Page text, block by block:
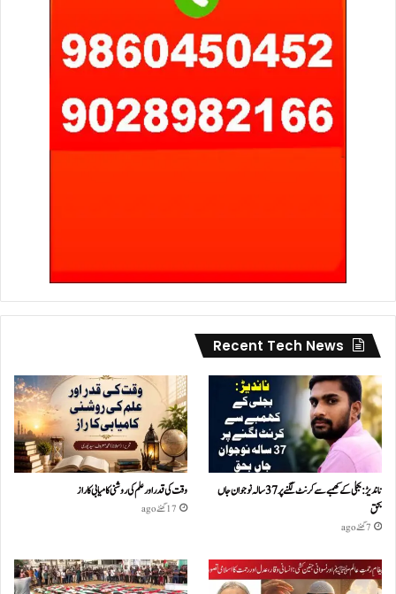
Recent Tech News
ناندیڑ: بجلی کے کھمبے سے کرنٹ لگنے پر 37 سالہ نوجوان جاں
بحق
7 گھنٹے ago
وقت کی قدر اور علم کی روشنی کامیابی کا راز
17 گھنٹے ago